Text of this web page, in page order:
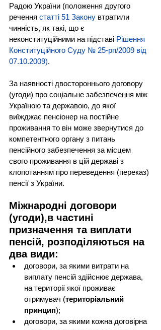
Радою України (положення другого
речення статті 51 Закону втратили
чинність, як такі, що є
неконституційними на підставі Рішення
Конституційного Суду № 25-рп/2009 від
07.10.2009).
За наявності двостороннього договору
(угоди) про соціальне забезпечення між
Україною та державою, до якої
виїжджає пенсіонер на постійне
проживання то він може звернутися до
компетентного органу з питань
пенсійного забезпечення за місцем
свого проживання в цій державі з
клопотанням про переведення (переказ)
пенсії з України.
Міжнародні договори
(угоди),в частині
призначення та виплати
пенсій, розподіляються на
два види:
договори, за якими витрати на
виплату пенсій здійснює держава,
на території якої проживає
отримувач (територіальний
принцип);
договори, за якими кожна договірна